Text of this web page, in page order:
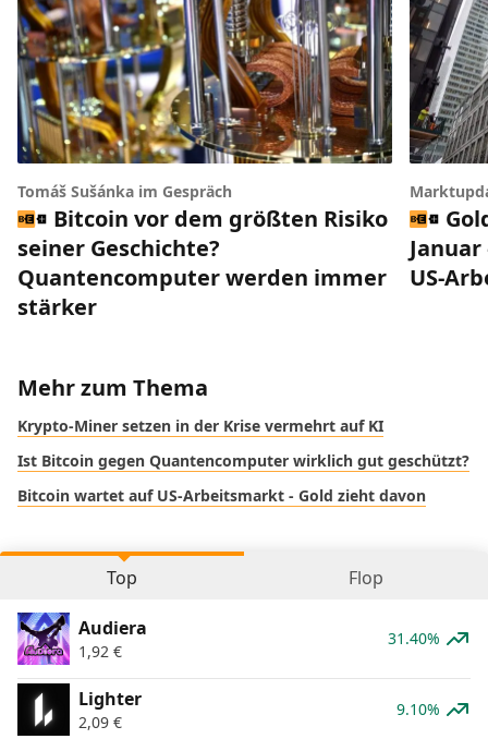
Tomáš Sušánka im Gespräch
Bitcoin vor dem größten Risiko
seiner Geschichte?
Quantencomputer werden immer
stärker
US-
Mehr zum Thema
Krypto-Miner setzen in der Krise vermehrt auf KI
Ist Bitcoin gegen Quantencomputer wirklich gut geschützt?
Bitcoin wartet auf US-Arbeitsmarkt - Gold zieht davon
Top Flop
Audiera
1,92 €
31.40%
Lighter
2,09 €
9.10%